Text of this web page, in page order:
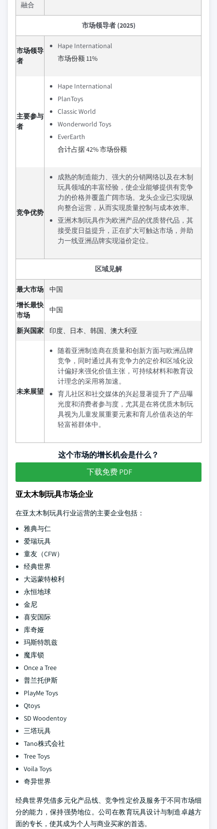
融合
市场领导者 (2025)
市场领导
者
Hape International
市场份额 11%
主要参与
者
Hape International
PlanToys
Classic World
Wonderworld Toys
EverEarth
合计占据 42% 市场份额
竞争优势
成熟的制造能力、强大的分销网络以及在木制
玩具领域的丰富经验，使企业能够提供有竞争
力的价格并覆盖广阔市场。龙头企业已实现纵
向整合运营，从而实现质量控制与成本效率。
亚洲木制玩具作为欧洲产品的优质替代品，其
接受度日益提升，正在扩大可触达市场，并助
力一线亚洲品牌实现溢价定位。
区域见解
最大市场
中国
增长最快
市场
中国
新兴国家 印度、日本、韩国、澳大利亚
未来展望
随着亚洲制造商在质量和创新方面与欧洲品牌
竞争，同时通过具有竞争力的定价和区域化设
计偏好来强化价值主张，可持续材料和教育设
计理念的采用将加速。
育儿社区和社交媒体的兴起显著提升了产品曝
光度和消费者参与度，尤其是在将优质木制玩
具视为儿童发展重要元素和育儿价值表达的年
轻富裕群体中。
这个市场的增长机会是什么？
下载免费 PDF
亚太木制玩具市场企业
在亚太木制玩具行业运营的主要企业包括：
雅典与仁
爱瑞玩具
童友（CFW）
经典世界
大远蒙特梭利
永恒地球
金尼
喜安国际
库奇娅
玛斯特凯兹
魔库锁
Once a Tree
普兰托伊斯
PlayMe Toys
Qtoys
SD Woodentoy
三塔玩具
Tano株式会社
Tree Toys
Voila Toys
奇异世界
经典世界凭借多元化产品线、竞争性定价及服务于不同市场细
分的能力，保持强势地位。公司在教育玩具设计与制造卓越方
面的专长，使其成为个人与商业买家的首选。